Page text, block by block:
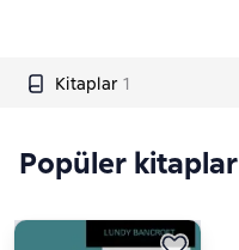
Kitaplar 1
Popüler kitaplar